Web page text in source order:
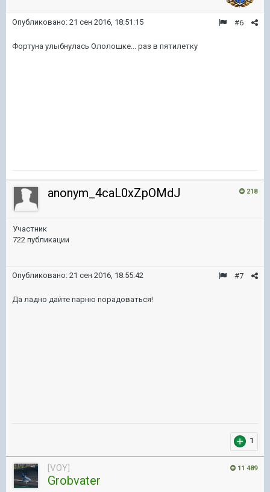
#6
Опубликовано: 21 сен 2016, 18:51:15
Фортуна улыбнулась Ололошке... раз в пятилетку
218
anonym_4caL0xZpOMdJ
Участник
722 публикации
#7
Опубликовано: 21 сен 2016, 18:55:42
Да ладно дайте парню порадоваться!
1
11 489
[VOY]
Grobvater